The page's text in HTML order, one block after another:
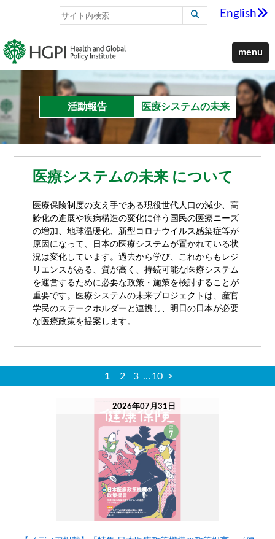
English
menu
活動報告 医療システムの未来
医療システムの未来 について
医療保険制度の支え手である現役世代人口の減少、高
齢化の進展や疾病構造の変化に伴う国民の医療ニーズ
の増加、地球温暖化、新型コロナウイルス感染症等が
原因になって、日本の医療システムが置かれている状
況は変化しています。過去から学び、これからもレジ
リエンスがある、質が高く、持続可能な医療システム
を運営するために必要な政策・施策を検討することが
重要です。医療システムの未来プロジェクトは、産官
学民のステークホルダーと連携し、明日の日本が必要
な医療政策を提案します。
1 2 3 … 10 >
2026年07月31日